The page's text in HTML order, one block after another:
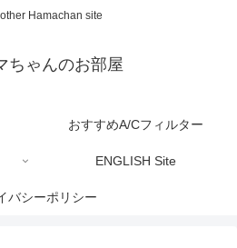
Hamachan site
ちゃんのお部屋
おすすめA/Cフィルター
ENGLISH Site
バシーポリシー